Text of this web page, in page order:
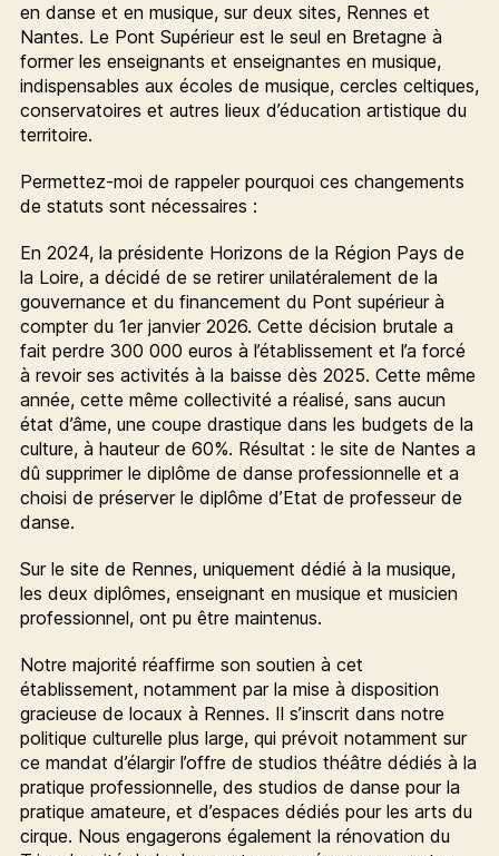
en danse et en musique, sur deux sites, Rennes et
Nantes. Le Pont Supérieur est le seul en Bretagne à
former les enseignants et enseignantes en musique,
indispensables aux écoles de musique, cercles celtiques,
conservatoires et autres lieux d’éducation artistique du
territoire.
Permettez-moi de rappeler pourquoi ces changements
de statuts sont nécessaires :
En 2024, la présidente Horizons de la Région Pays de
la Loire, a décidé de se retirer unilatéralement de la
gouvernance et du financement du Pont supérieur à
compter du 1er janvier 2026. Cette décision brutale a
fait perdre 300 000 euros à l’établissement et l’a forcé
à revoir ses activités à la baisse dès 2025. Cette même
année, cette même collectivité a réalisé, sans aucun
état d’âme, une coupe drastique dans les budgets de la
culture, à hauteur de 60%. Résultat : le site de Nantes a
dû supprimer le diplôme de danse professionnelle et a
choisi de préserver le diplôme d’Etat de professeur de
danse.
Sur le site de Rennes, uniquement dédié à la musique,
les deux diplômes, enseignant en musique et musicien
professionnel, ont pu être maintenus.
Notre majorité réaffirme son soutien à cet
établissement, notamment par la mise à disposition
gracieuse de locaux à Rennes. Il s’inscrit dans notre
politique culturelle plus large, qui prévoit notamment sur
ce mandat d’élargir l’offre de studios théâtre dédiés à la
pratique professionnelle, des studios de danse pour la
pratique amateure, et d’espaces dédiés pour les arts du
cirque. Nous engagerons également la rénovation du